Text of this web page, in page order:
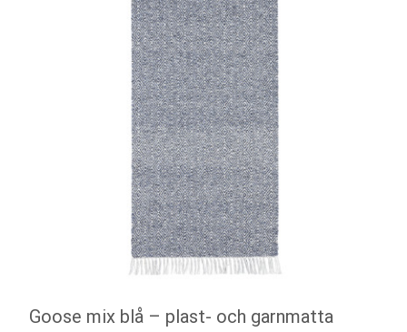
Goose mix blå – plast- och garnmatta